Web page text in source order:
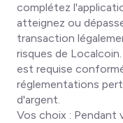
complétez
atteignez ou
transaction
risques de
est requise
réglementations
d'argent.
Vos choix : Pendant